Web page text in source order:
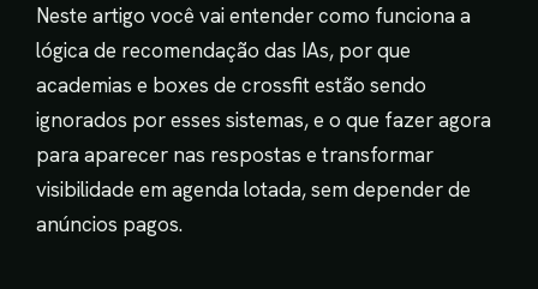
Neste artigo você vai entender como funciona a
lógica de recomendação das IAs, por que
academias e boxes de crossfit estão sendo
ignorados por esses sistemas, e o que fazer agora
para aparecer nas respostas e transformar
visibilidade em agenda lotada, sem depender de
anúncios pagos.